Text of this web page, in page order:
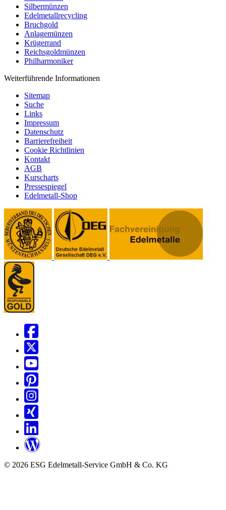
Silbermünzen
Edelmetallrecycling
Bruchgold
Anlagemünzen
Krügerrand
Reichsgoldmünzen
Philharmoniker
Weiterführende Informationen
Sitemap
Suche
Links
Impressum
Datenschutz
Barrierefreiheit
Cookie Richtlinien
Kontakt
AGB
Kurscharts
Pressespiegel
Edelmetall-Shop
© 2026 ESG Edelmetall-Service GmbH & Co. KG